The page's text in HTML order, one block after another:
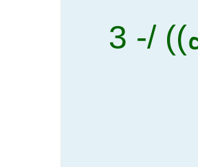
اولا =الدخل - والقماري (( طريق العوده)) /- 3